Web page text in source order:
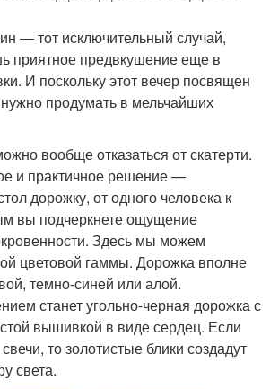
— тот исключительный случай,
приятное предвкушение еще в
И поскольку этот вечер посвящен
продумать в мельчайших
вообще отказаться от скатерти.
и практичное решение —
дорожку, от одного человека к
вы подчеркнете ощущение
Здесь мы можем
цветовой гаммы. Дорожка вполне
темно-синей или алой.
станет угольно-черная дорожка с
вышивкой в виде сердец. Если
то золотистые блики создадут
света.